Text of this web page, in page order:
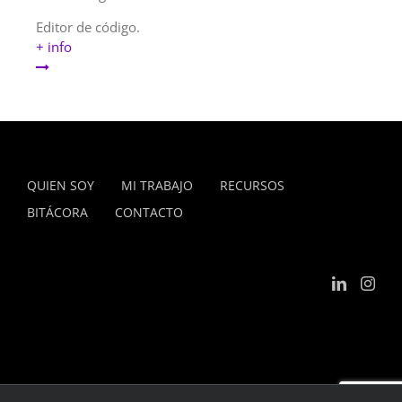
Editor de código.
+ info
QUIEN SOY MI TRABAJO
RECURSOS
BITÁCORA
CONTACTO